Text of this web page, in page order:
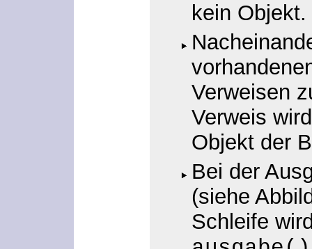
kein Objekt.
Verweisen
Verweis
Objekt der
Bei der
(siehe
Schleife